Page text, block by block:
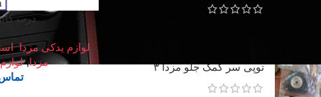
توپی سر کمک جلو مزدا ۳
درب
لوازم یدکی مزدا,
مزدا,
تماس